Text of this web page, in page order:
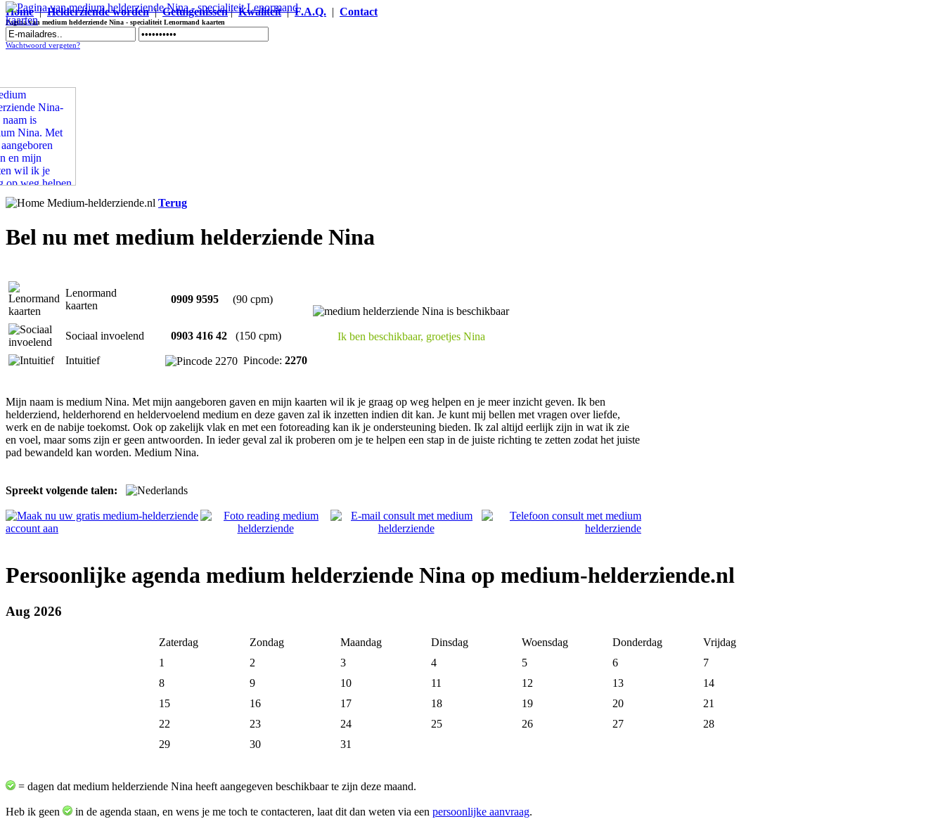
Home|Helderziende worden|Getuigenissen|Kwaliteit|F.A.Q. | Contact
Pagina van medium helderziende Nina - specialiteit Lenormand kaarten
Wachtwoord vergeten?
Terug
Bel nu met medium helderziende Nina
Lenormand
kaarten
0909 9595 (90 cpm)
Ik ben beschikbaar, groetjes Nina
Sociaal invoelend 0903 416 42 (150 cpm)
Intuitief Pincode: 2270
Mijn naam is medium Nina. Met mijn aangeboren gaven en mijn kaarten wil ik je graag op weg helpen en je meer inzicht geven. Ik ben
helderziend, helderhorend en heldervoelend medium en deze gaven zal ik inzetten indien dit kan. Je kunt mij bellen met vragen over liefde,
werk en de nabije toekomst. Ook op zakelijk vlak en met een fotoreading kan ik je ondersteuning bieden. Ik zal altijd eerlijk zijn in wat ik zie
en voel, maar soms zijn er geen antwoorden. In ieder geval zal ik proberen om je te helpen een stap in de juiste richting te zetten zodat het juiste
pad bewandeld kan worden. Medium Nina.
Spreekt volgende talen:
Persoonlijke agenda medium helderziende Nina op medium-helderziende.nl
Aug 2026
Zaterdag Zondag Maandag Dinsdag Woensdag Donderdag
Vrijdag
1
2 3 4 5 6
7
8
9 10 11 12 13
14
15
16 17 18 19 20
21
22
23 24 25 26 27
28
29
30 31
= dagen dat medium helderziende Nina heeft aangegeven beschikbaar te zijn deze maand.
Heb ik geen in de agenda staan, en wens je me toch te contacteren, laat dit dan weten via een persoonlijke aanvraag.